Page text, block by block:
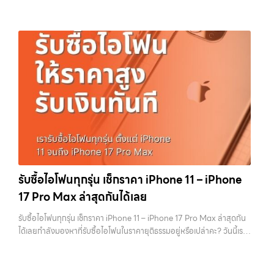
ทุกแบรนด์ เรารับถึงแม้จะอยู่ในสภาพใช้งานแล้ว ตกแต่งแล้ว หรือมีรอยบ้าง
เพราะมูลค่าของเครื่องไม่ได้ขึ้นอยู่แค่ยี่ห้อ แต่ขึ้นอยู่กับสภาพจริง ความครบ
ชุด และความสะดวกในการขายของคุณ เราจึงตั้งใจให้บริการในเขต
ลาดพร้าว, รัชดา, บางรัก, แจ้งวัฒนะ, บางแค, วัชรพล, รามอินทรา, บางนา,
บางพลี, เกษตรนวมินทร์, เสนานิคม, วังหิน อย่างเต็มที่ ไม่ว่าคุณจะค้นหาคำ
ว่า “รับซื้อมือถือใกล้ฉัน”, “รับซื้อโทรศัพท์มือสองกรุงเทพ”, “ขาย iPad ได้
ราคา”, “รับซื้อแท็บเล็ต กรุงเทพถึงที่”, หรือ “รับซื้อ Samsung มือสอง
ราคาสูง” — ที่นี่คือคำตอบ เพราะบริการของเรามุ่งตรงให้คุณได้รับราคาและ
ความสะดวกสบายที่เหนือกว่า เลือกเราแล้วคุณจะได้บริการที่คุณไว้วางใจ
พร้อมทีมงานที่พร้อมอำนวยความสะดวก นัดรับถึงที่ ตรวจสภาพอย่างมือ
อาชีพ และจ่ายเงินทันที ทั้งหมดนี้เพื่อให้การขายอุปกรณ์ของคุณเป็นเรื่อง
ง่ายขึ้น ดีกว่า รวดเร็วกว่า และคุ้มค่ากว่า ทำไมต้องเลือกเรา ผู้เชี่ยวชาญด้าน
การให้บริการ รับซื้อมือถือ iPhone, Samsung, ไอแพด แท็บเล็ตทุกยี่ห้อ ใน
ราคาสูง พร้อมจ่ายเงินทันที โดยเน้นบริการในพื้นที่ ลาดพร้าว, รัชดา,
บางรัก, แจ้งวัฒนะ, บางแค, วัชรพล, รามอินทรา, รวมถึง บางนา,…
เครื่องก่อนขาย บทความนี้จะพาไปดูวิธีเตรียม iPhone แบบครบทุกขั้นตอน
ตั้งแต่เรื่องพื้นฐานไปจนถึงเทคนิคที่ช่วยเพิ่มมูลค่าเครื่องแบบที่หลายคนมอง
ข้าม หากทำครบทุกข้อ โอกาสที่จะได้ราคาดีขึ้นมีสูงอย่างชัดเจน ทำไมการเต
รียมเครื่องถึงสำคัญ ก่อนจะไปดูวิธี เราต้องเข้าใจก่อนว่าทำไมร้านรับซื้อถึง
ให้ความสำคัญกับรายละเอียดเหล่านี้ สำหรับร้านหรือผู้รับซื้อ iPhone สิ่งที่
เขามองคือ “ความพร้อมในการขายต่อ” หากเครื่องที่รับมาสามารถนำไปขาย
ต่อได้ทันทีโดยไม่ต้องเสียเวลาแก้ไข ไม่ต้องลบข้อมูล ไม่ต้องซ่อมเพิ่ม ความ
เสี่ยงก็จะต่ำลง และนั่นทำให้เขากล้ารับในราคาที่สูงขึ้น ในทางกลับกัน ถ้า
เครื่องยังมีข้อมูลค้างอยู่ ติด iCloud หรือสภาพดูไม่เรียบร้อย ร้านจะต้อง
เสียเวลาและต้นทุนเพิ่ม สิ่งเหล่านี้จะถูกนำไปหักออกจากราคาที่เสนอให้กับ
คุณโดยตรง 1. สำรองข้อมูลให้เรียบร้อยก่อนล้างเครื่อง ขั้นตอนแรกที่ควร
ทำเสมอคือการสำรองข้อมูล เพราะหลังจากล้างเครื่องแล้ว ข้อมูลทั้งหมดจะ
ไม่สามารถกู้คืนได้อีก ไม่ว่าจะเป็นรูปภาพ รายชื่อ เบอร์โทร หรือแชทต่างๆ
หลายคนมักรีบล้างเครื่องเพราะอยากขายเร็ว แต่สุดท้ายต้องกลับมาเสีย
พลาดที่ไม่ควรเกิดขึ้นเลย คุณสามารถสำรองข้อมูลได้ผ่าน iCloud หรือผ่าน
คอมพิวเตอร์ก็ได้ หากต้องการความสะดวก iCloud จะเป็นตัวเลือกที่ง่าย
รับซื้อไอโฟนทุกรุ่น เช็กราคา iPhone 11 – iPhone
17 Pro Max ล่าสุดกันได้เลย
รับซื้อไอโฟนทุกรุ่น เช็กราคา iPhone 11 – iPhone 17 Pro Max ล่าสุดกัน
ได้เลยกำลังมองหาที่รับซื้อไอโฟนในราคายุติธรรมอยู่หรือเปล่าคะ? วันนี้เรา